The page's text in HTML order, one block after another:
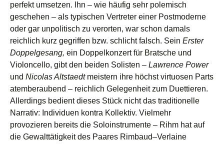
perfekt umsetzen. Ihn – wie häufig sehr polemisch
geschehen – als typischen Vertreter einer Postmoderne
oder gar unpolitisch zu verorten, war schon damals
reichlich kurz gegriffen bzw. schlicht falsch. Sein Erster
Doppelgesang, ein Doppelkonzert für Bratsche und
Violoncello, gibt den beiden Solisten – Lawrence Power
und Nicolas Altstaedtmeistern ihre höchst virtuosen Parts
atemberaubend – reichlich Gelegenheit zum Duettieren.
Allerdings bedient dieses Stück nicht das traditionelle
Narrativ: Individuen kontra Kollektiv. Vielmehr
provozieren bereits die Soloinstrumente – Rihm hat auf
die Gewalttätigkeit des Paares Rimbaud–Verlaine